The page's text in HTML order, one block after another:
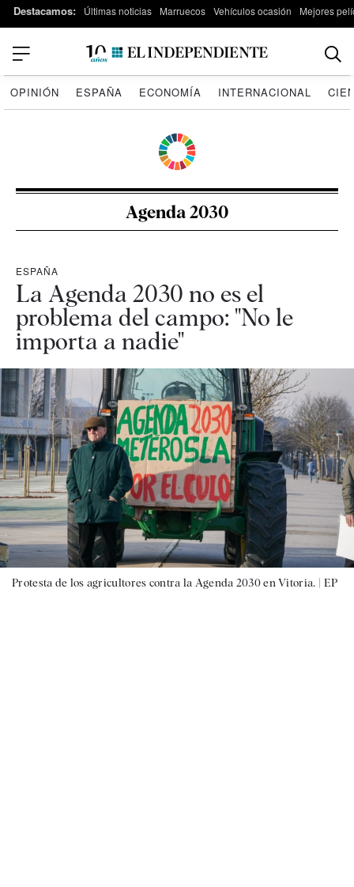
Destacamos: Últimas noticias Marruecos Vehículos ocasión Mejores
OPINIÓN ESPAÑA ECONOMÍA INTERNACIONAL
Agenda 2030
ESPAÑA
La Agenda 2030 no es el
problema del campo: "No le
importa a nadie"
Protesta de los agricultores contra la Agenda 2030 en Vitoria. | EP